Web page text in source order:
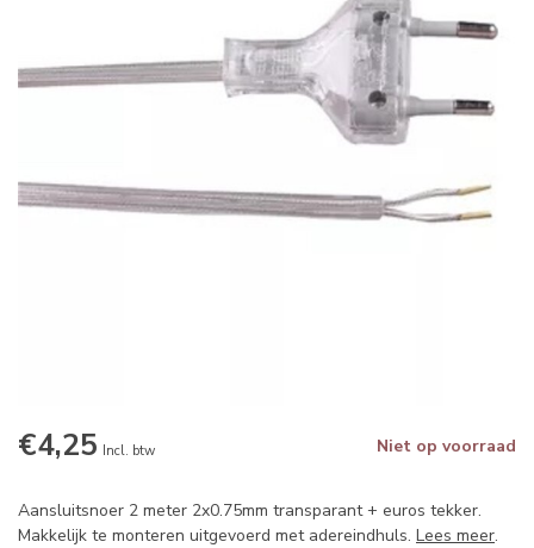
€4,25 Incl. btw Niet op voorraad
Aansluitsnoer 2 meter 2x0.75mm transparant + euros tekker.
Makkelijk te monteren uitgevoerd met adereindhuls. Lees meer.